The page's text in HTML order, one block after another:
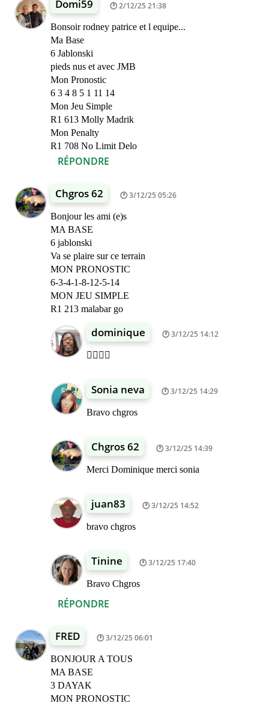
Domi59 2/12/25 21:38
Bonsoir rodney patrice et l equipe...
Ma Base
6 Jablonski
pieds nus et avec JMB
Mon Pronostic
6 3 4 8 5 1 11 14
Mon Jeu Simple
R1 613 Molly Madrik
Mon Penalty
R1 708 No Limit Delo
RÉPONDRE
Chgros 62 3/12/25 05:26
Bonjour les ami (e)s
MA BASE
6 jablonski
Va se plaire sur ce terrain
MON PRONOSTIC
6-3-4-1-8-12-5-14
MON JEU SIMPLE
R1 213 malabar go
RÉPONDRE
dominique 3/12/25 14:12
👍🏾👍🏾
Sonia neva 3/12/25 14:29
Bravo chgros
Chgros 62 3/12/25 14:39
Merci Dominique merci sonia
juan83 3/12/25 14:52
bravo chgros
Tinine 3/12/25 17:40
Bravo Chgros
FRED 3/12/25 06:01
BONJOUR A TOUS
MA BASE
3 DAYAK
MON PRONOSTIC